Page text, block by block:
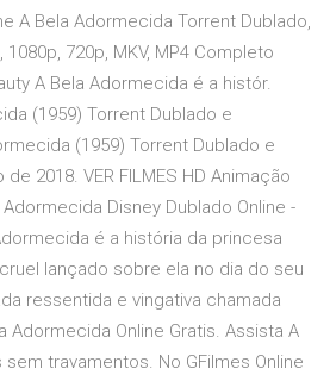
A Bela Adormecida Torrent Dublado,
720p, MKV, MP4 Completo
A Bela Adormecida é a histór.
(1959) Torrent Dublado e
(1959) Torrent Dublado e
2018. VER FILMES HD Animação
Disney Dublado Online -
é a história da princesa
lançado sobre ela no dia do seu
ressentida e vingativa chamada
Adormecida Online Gratis. Assista A
travamentos. No GFilmes Online